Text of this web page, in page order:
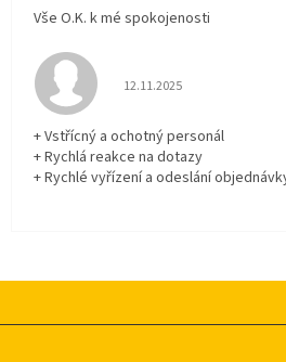
Vše O.K. k mé spokojenosti
Hodnocení obchodu je 5
12.11.2025
+ Vstřícný a ochotný personál
+ Rychlá reakce na dotazy
+ Rychlé vyřízení a odeslání